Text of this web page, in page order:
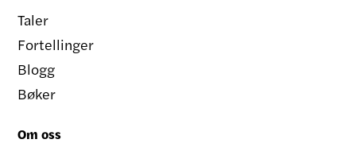
Taler
Fortellinger
Blogg
Bøker
Om oss